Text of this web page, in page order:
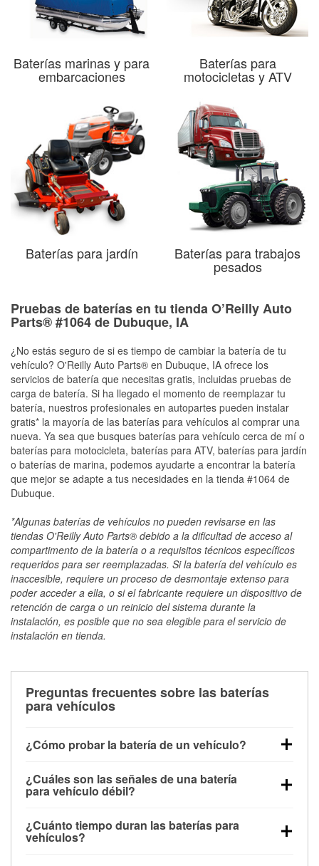
Baterías marinas y para
embarcaciones
Baterías para
motocicletas y ATV
Baterías para jardín Baterías para trabajos
pesados
Pruebas de baterías en tu tienda O’Reilly Auto
Parts® #1064 de Dubuque, IA
¿No estás seguro de si es tiempo de cambiar la batería de tu
vehículo? O'Reilly Auto Parts® en Dubuque, IA ofrece los
servicios de batería que necesitas gratis, incluidas pruebas de
carga de batería. Si ha llegado el momento de reemplazar tu
batería, nuestros profesionales en autopartes pueden instalar
gratis* la mayoría de las baterías para vehículos al comprar una
nueva. Ya sea que busques baterías para vehículo cerca de mí o
baterías para motocicleta, baterías para ATV, baterías para jardín
o baterías de marina, podemos ayudarte a encontrar la batería
que mejor se adapte a tus necesidades en la tienda #1064 de
Dubuque.
*Algunas baterías de vehículos no pueden revisarse en las
tiendas O'Reilly Auto Parts® debido a la dificultad de acceso al
compartimento de la batería o a requisitos técnicos específicos
requeridos para ser reemplazadas. Si la batería del vehículo es
inaccesible, requiere un proceso de desmontaje extenso para
poder acceder a ella, o si el fabricante requiere un dispositivo de
retención de carga o un reinicio del sistema durante la
instalación, es posible que no sea elegible para el servicio de
instalación en tienda.
Preguntas frecuentes sobre las baterías
para vehículos
¿Cómo probar la batería de un vehículo?
maneras. El método más rápido es utilizar un
multímetro: con el vehículo apagado, conecta los
voltaje: una batería en buen estado y totalmente
cargada debería indicar unos 12.6 voltios. Es
¿Cuáles son las señales de una batería
para vehículo débil?
advertencia. Un arranque lento del motor, faros
tenues, chasquidos al girar la llave o luces de
¿Cuánto tiempo duran las baterías para
vehículos?